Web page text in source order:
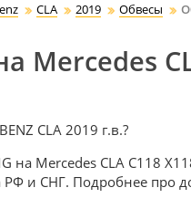
CLA 2019 Обвесы
Mercedes
CLA 2019 г.в.?
на Mercedes CLA C118
РФ и СНГ. Подробнее про